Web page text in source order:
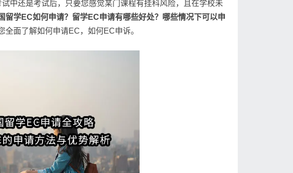
中还是考试后，只要您感觉某门课程有挂科风险，且在学校未
留学EC如何申请？留学EC申请有哪些好处？哪些情况下可以申
面了解如何申请EC，如何EC申诉。